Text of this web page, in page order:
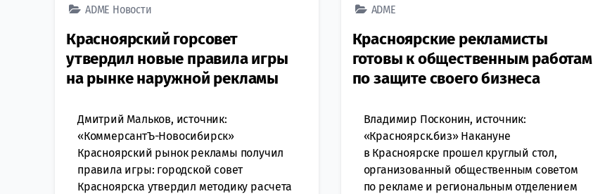
ADME Новости
Красноярский горсовет
утвердил новые правила игры
на рынке наружной рекламы
Дмитрий Мальков, источник:
«КоммерсантЪ-Новосибирск»
Красноярский рынок рекламы получил
правила игры: городской совет
Красноярска утвердил методику расчета
ADME
Красноярские рекламисты
готовы к общественным работам
по защите своего бизнеса
Владимир Посконин, источник:
«Красноярск.биз» Накануне
в Красноярске прошел круглый стол,
организованный общественным советом
по рекламе и региональным отделением